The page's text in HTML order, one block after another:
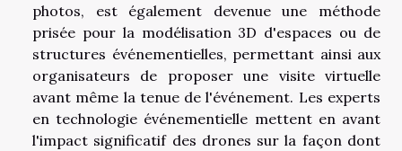
photos, est également devenue une méthode
prisée pour la modélisation 3D d'espaces ou de
structures événementielles, permettant ainsi aux
organisateurs de proposer une visite virtuelle
avant même la tenue de l'événement. Les experts
en technologie événementielle mettent en avant
l'impact significatif des drones sur la façon dont